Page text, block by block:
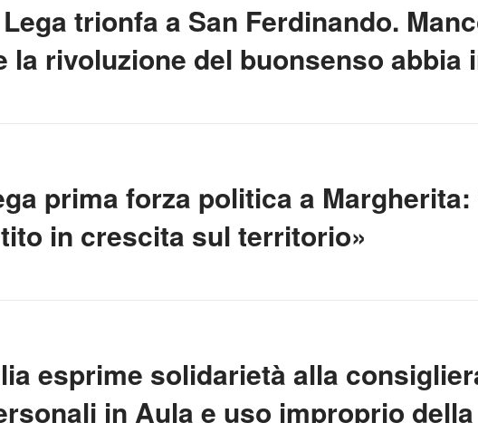
trionfa a San Ferdinando.
la rivoluzione del buonsenso abbia
prima forza politica a
in crescita sul territorio»
esprime solidarietà alla
in Aula e uso improprio